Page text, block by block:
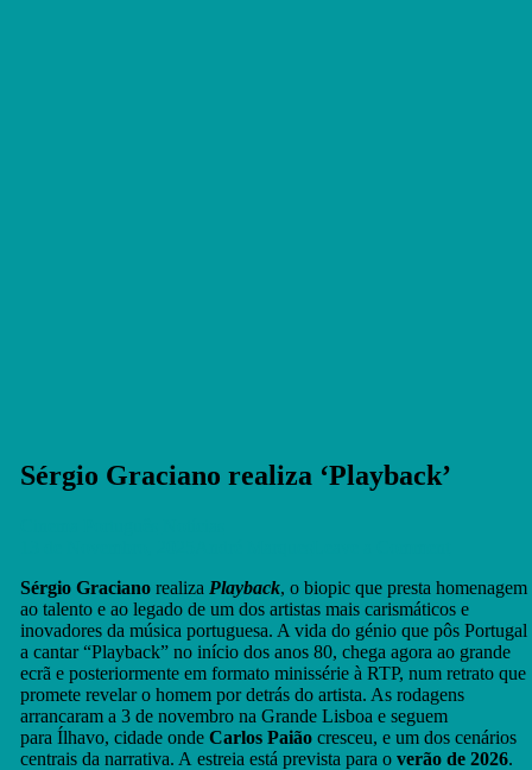
Sérgio Graciano realiza ‘Playback’
Graciano
realiza
‘Playback’
Sérgio Gracianorealiza Playback, o biopic que presta homenagem
ao talento e ao legado de um dos artistas mais carismáticos e
inovadores da música portuguesa. A vida do génio que pôs Portugal
a cantar “Playback” no início dos anos 80, chega agora ao grande
ecrã e posteriormente em formato minissérie à RTP, num retrato que
promete revelar o homem por detrás do artista. As rodagens
arrancaram a 3 de novembro na Grande Lisboa e seguem
para Ílhavo, cidade onde Carlos Paiãocresceu, e um dos cenários
centrais da narrativa. A estreia está prevista para o verão de 2026.